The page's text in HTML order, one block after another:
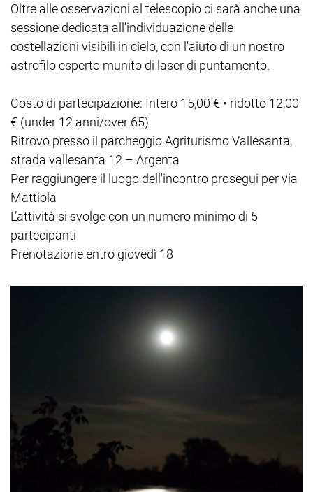
Oltre alle osservazioni al telescopio ci sarà anche una
sessione dedicata all'individuazione delle
costellazioni visibili in cielo, con l'aiuto di un nostro
astrofilo esperto munito di laser di puntamento.
Costo di partecipazione: Intero 15,00 € • ridotto 12,00
€ (under 12 anni/over 65)
Ritrovo presso il parcheggio Agriturismo Vallesanta,
strada vallesanta 12 – Argenta
Per raggiungere il luogo dell'incontro prosegui per via
Mattiola
L’attività si svolge con un numero minimo di 5
partecipanti
Prenotazione entro giovedì 18